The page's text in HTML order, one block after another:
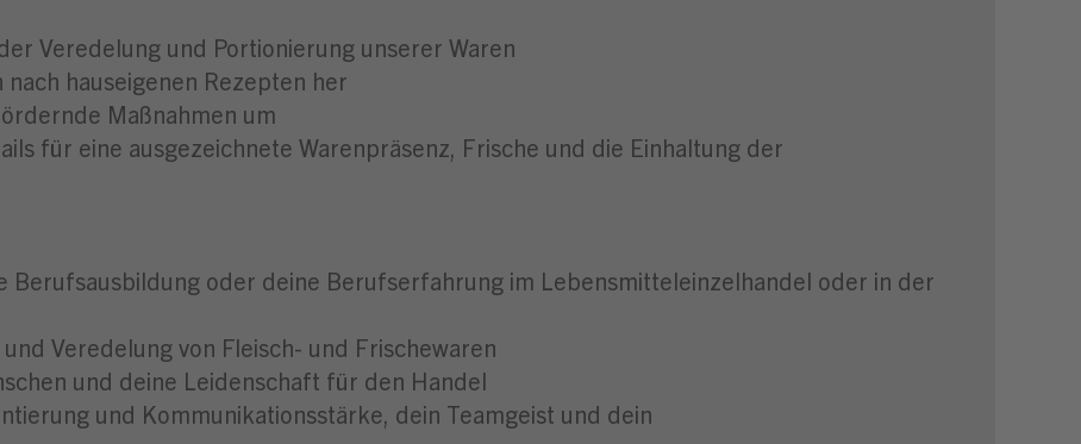
Veredelung und Portionierung unserer Waren
hauseigenen Rezepten her
Maßnahmen um
für eine ausgezeichnete Warenpräsenz, Frische und die Einhaltung der
Berufsausbildung oder deine Berufserfahrung im Lebensmitteleinzelhandel oder in der
Veredelung von Fleisch- und Frischewaren
und deine Leidenschaft für den Handel
und Kommunikationsstärke, dein Teamgeist und dein